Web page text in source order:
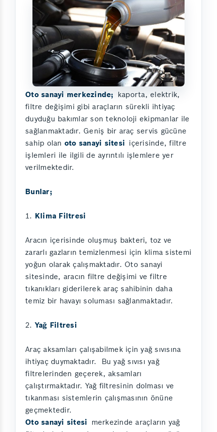
Oto sanayi merkezinde; kaporta, elektrik,
filtre değişimi gibi araçların sürekli ihtiyaç
duyduğu bakımlar son teknoloji ekipmanlar ile
sağlanmaktadır. Geniş bir araç servis gücüne
sahip olan oto sanayi sitesi içerisinde, filtre
işlemleri ile ilgili de ayrıntılı işlemlere yer
verilmektedir.
Bunlar;
1. Klima Filtresi
Aracın içerisinde oluşmuş bakteri, toz ve
zararlı gazların temizlenmesi için klima sistemi
yoğun olarak çalışmaktadır. Oto sanayi
sitesinde, aracın filtre değişimi ve filtre
tıkanıkları giderilerek araç sahibinin daha
temiz bir havayı soluması sağlanmaktadır.
2. Yağ Filtresi
Araç aksamları çalışabilmek için yağ sıvısına
ihtiyaç duymaktadır. Bu yağ sıvısı yağ
filtrelerinden geçerek, aksamları
çalıştırmaktadır. Yağ filtresinin dolması ve
tıkanması sistemlerin çalışmasının önüne
geçmektedir.
Oto sanayi sitesi merkezinde araçların yağ